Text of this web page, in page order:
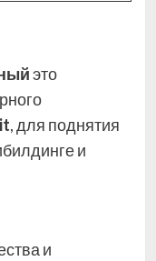
это
,для поднятия
и
и